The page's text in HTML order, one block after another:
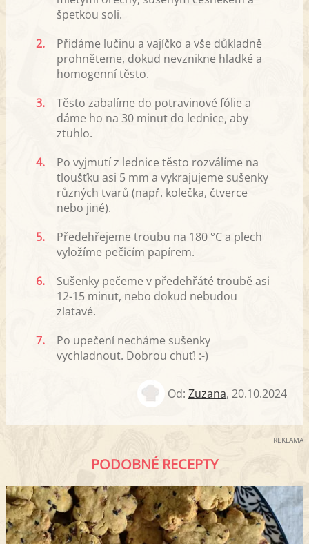
špetkou soli.
2.
Přidáme lučinu a vajíčko a vše důkladně
prohněteme, dokud nevznikne hladké a
homogenní těsto.
3.
Těsto zabalíme do potravinové fólie a
dáme ho na 30 minut do lednice, aby
ztuhlo.
4.
Po vyjmutí z lednice těsto rozválíme na
tloušťku asi 5 mm a vykrajujeme sušenky
různých tvarů (např. kolečka, čtverce
nebo jiné).
5.
Předehřejeme troubu na 180 °C a plech
vyložíme pečicím papírem.
6.
Sušenky pečeme v předehřáté troubě asi
12-15 minut, nebo dokud nebudou
zlatavé.
7.
Po upečení necháme sušenky
vychladnout. Dobrou chuť! :-)
Od: Zuzana, 20.10.2024
REKLAMA
PODOBNÉ RECEPTY